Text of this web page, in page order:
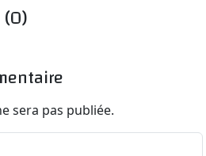
sera pas publiée.